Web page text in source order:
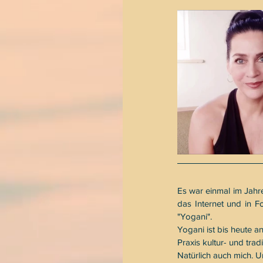
Es war einmal im
das Internet und in
"Yogani".
Yogani ist bis heute
Praxis kultur- und
Natürlich auch mich.